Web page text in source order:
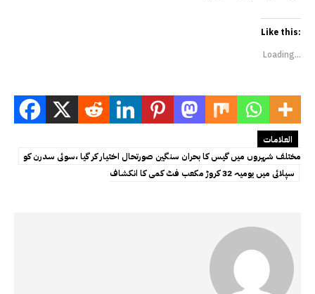
Like this:
Loading...
العلامات
مختلف شہروں میں گیس کا بحران سنگین صورتحال اختیار کر گیا ،سوئی سدرن کو
سپلائی میں یومیہ 32 کروڑ مکعب فٹ کمی کا انکشاف